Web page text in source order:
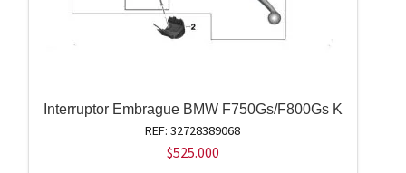
Interruptor Embrague BMW F750Gs/F800Gs K
REF: 32728389068
$525.000